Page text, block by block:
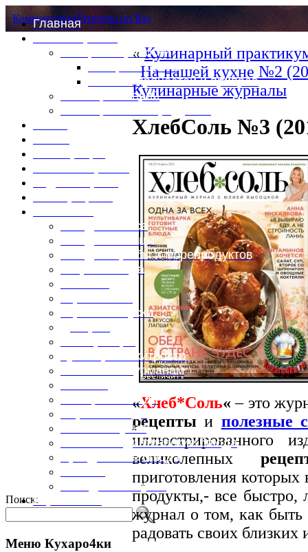
Главная
Специи и пряности
Специи и диета
Каталог пряностей и приправ
Таблица калорий
Блюда из мяса
Блюда из птицы
Блюда из рыбы и морепродуктов
Вторые блюда
Горячие закуски
Кулинарные хитрости
Маленьким гурманам
Овощные блюда
Полевая кухня
Постные и диетические блюда
Праздничные блюда
Холодные закуски
Карта сайта
КомментарииРецепты по Rss
Поиск:
Меню Кухаро4ки
«Кулинарный
На нашей кухне №2
Кулинарные журналы
ХлебСоль №3
«Хлеб*Соль« – это
рецепты и полезные
иллюстрированного
великолепных
приготовления которых
продукты,- все быстро,
журнал о том, как быть
радовать своих близких